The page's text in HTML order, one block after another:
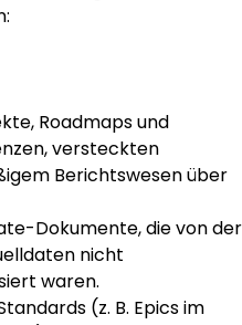
Roadmaps und
versteckten
Berichtswesen über
Dokumente, die von der
nicht
waren.
(z. B. Epics im